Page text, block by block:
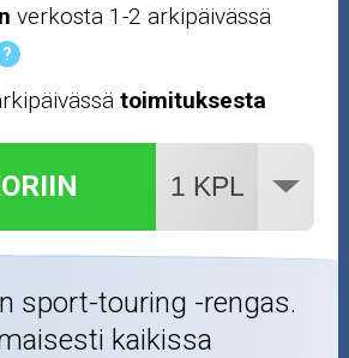
verkosta 1-2 arkipäivässä
?
toimituksesta
sport-touring -rengas.
kaikissa